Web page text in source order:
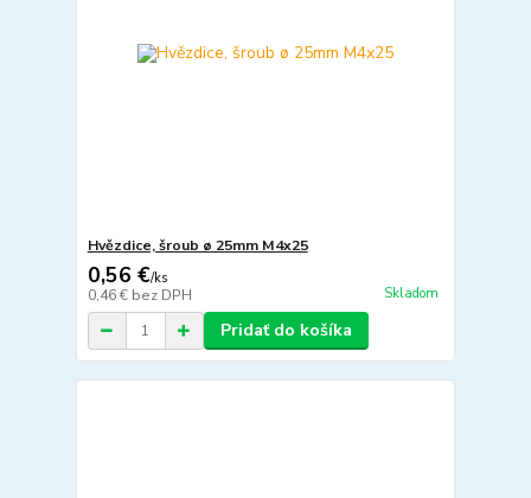
Hvězdice, šroub ø 25mm M4x25
0,56 €/ks
0,46 € bez DPH Skladom
Pridať do košíka